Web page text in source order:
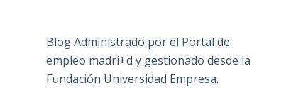
Blog Administrado por el Portal de
empleo madri+d y gestionado desde la
Fundación Universidad Empresa.